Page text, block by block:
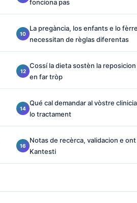
fonciona pas
La pregància, los enfants e lo
necessitan de règlas diferentas
Cossí la dieta sostèn la
en far tròp
Qué cal demandar al vòstre
lo tractament
Notas de recèrca, validacion e ont
Kantesti